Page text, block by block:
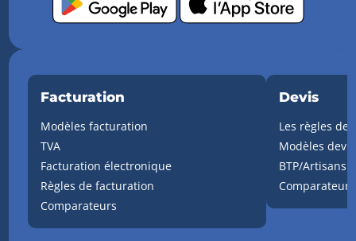
Facturation
Modèles facturation
TVA
Facturation électronique
Règles de facturation
Comparateurs
Devis
Les règles de
Modèles devis
BTP/Artisans